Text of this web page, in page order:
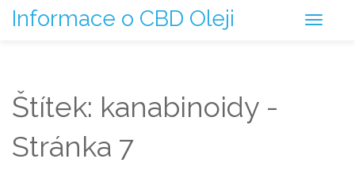
Informace o CBD Oleji
Štítek: kanabinoidy -
Stránka 7